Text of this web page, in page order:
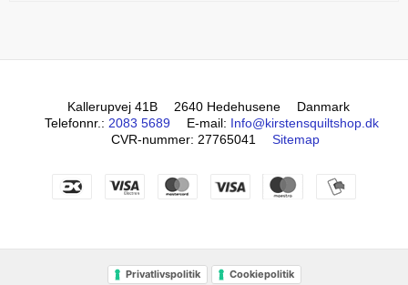
Kallerupvej 41B 2640 Hedehusene
Danmark
Telefonnr. : 2083 5689 E-mail: Info@kirstensquiltshop.dk
CVR-nummer: 27765041 Sitemap
Privatlivspolitik Cookiepolitik